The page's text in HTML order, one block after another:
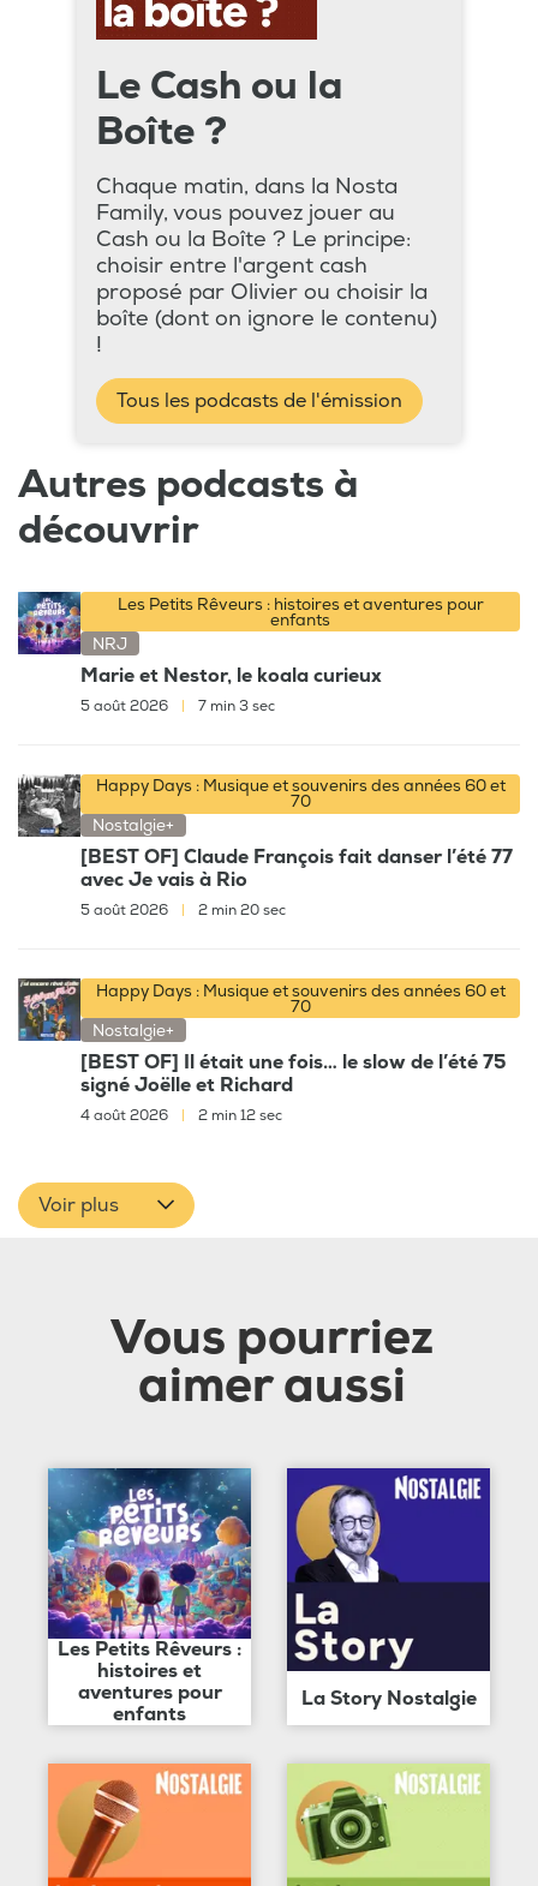
Le Cash ou la
Boîte ?
Chaque matin, dans la Nosta
Family, vous pouvez jouer au
Cash ou la Boîte ? Le principe:
choisir entre l'argent cash
proposé par Olivier ou choisir la
boîte (dont on ignore le contenu)
!
Tous les podcasts de l'émission
Autres podcasts à
découvrir
Les Petits Rêveurs : histoires et aventures pour
enfants
NRJ
Marie et Nestor, le koala curieux
5 août 2026 7 min 3 sec
Happy Days : Musique et souvenirs des années 60 et
70
Nostalgie+
[BEST OF] Claude François fait danser l’été 77
avec Je vais à Rio
5 août 2026 2 min 20 sec
Happy Days : Musique et souvenirs des années 60 et
70
Nostalgie+
[BEST OF] Il était une fois… le slow de l’été 75
signé Joëlle et Richard
4 août 2026 2 min 12 sec
Voir plus
Vous pourriez
aimer aussi
Les Petits Rêveurs :
histoires et
aventures pour
enfants
La Story Nostalgie